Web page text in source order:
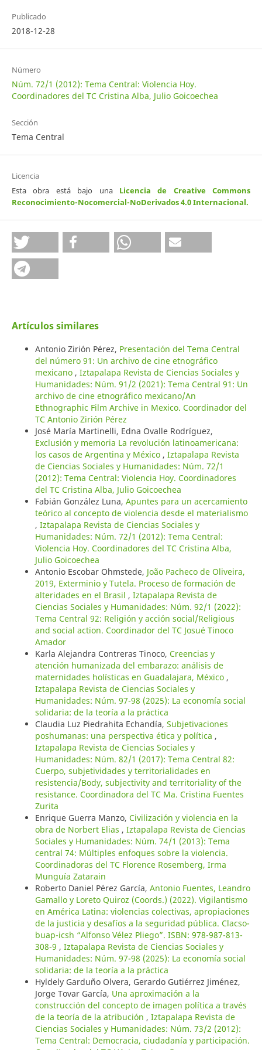
Publicado
2018-12-28
Número
Núm. 72/1 (2012): Tema Central: Violencia Hoy.
Coordinadores del TC Cristina Alba, Julio Goicoechea
Sección
Tema Central
Licencia
Esta obra está bajo una Licencia de Creative Commons
Reconocimiento-Nocomercial-NoDerivados 4.0 Internacional.
Artículos similares
Antonio Zirión Pérez, Presentación del Tema Central
del número 91: Un archivo de cine etnográfico
mexicano , Iztapalapa Revista de Ciencias Sociales y
Humanidades: Núm. 91/2 (2021): Tema Central 91: Un
archivo de cine etnográfico mexicano/An
Ethnographic Film Archive in Mexico. Coordinador del
TC Antonio Zirión Pérez
José María Martinelli, Edna Ovalle Rodríguez,
Exclusión y memoria La revolución latinoamericana:
los casos de Argentina y México , Iztapalapa Revista
de Ciencias Sociales y Humanidades: Núm. 72/1
(2012): Tema Central: Violencia Hoy. Coordinadores
del TC Cristina Alba, Julio Goicoechea
Fabián González Luna, Apuntes para un acercamiento
teórico al concepto de violencia desde el materialismo
, Iztapalapa Revista de Ciencias Sociales y
Humanidades: Núm. 72/1 (2012): Tema Central:
Violencia Hoy. Coordinadores del TC Cristina Alba,
Julio Goicoechea
Antonio Escobar Ohmstede, João Pacheco de Oliveira,
2019, Exterminio y Tutela. Proceso de formación de
alteridades en el Brasil , Iztapalapa Revista de
Ciencias Sociales y Humanidades: Núm. 92/1 (2022):
Tema Central 92: Religión y acción social/Religious
and social action. Coordinador del TC Josué Tinoco
Amador
Karla Alejandra Contreras Tinoco, Creencias y
atención humanizada del embarazo: análisis de
maternidades holísticas en Guadalajara, México ,
Iztapalapa Revista de Ciencias Sociales y
Humanidades: Núm. 97-98 (2025): La economía social
solidaria: de la teoría a la práctica
Claudia Luz Piedrahita Echandía, Subjetivaciones
poshumanas: una perspectiva ética y política ,
Iztapalapa Revista de Ciencias Sociales y
Humanidades: Núm. 82/1 (2017): Tema Central 82:
Cuerpo, subjetividades y territorialidades en
resistencia/Body, subjectivity and territoriality of the
resistance. Coordinadora del TC Ma. Cristina Fuentes
Zurita
Enrique Guerra Manzo, Civilización y violencia en la
obra de Norbert Elias , Iztapalapa Revista de Ciencias
Sociales y Humanidades: Núm. 74/1 (2013): Tema
central 74: Múltiples enfoques sobre la violencia.
Coordinadoras del TC Florence Rosemberg, Irma
Munguía Zatarain
Roberto Daniel Pérez García, Antonio Fuentes, Leandro
Gamallo y Loreto Quiroz (Coords.) (2022). Vigilantismo
en América Latina: violencias colectivas, apropiaciones
de la justicia y desafíos a la seguridad pública. Clacso-
buap-icsh “Alfonso Vélez Pliego”. ISBN: 978-987-813-
308-9 , Iztapalapa Revista de Ciencias Sociales y
Humanidades: Núm. 97-98 (2025): La economía social
solidaria: de la teoría a la práctica
Hyldely Garduño Olvera, Gerardo Gutiérrez Jiménez,
Jorge Tovar García, Una aproximación a la
construcción del concepto de imagen política a través
de la teoría de la atribución , Iztapalapa Revista de
Ciencias Sociales y Humanidades: Núm. 73/2 (2012):
Tema Central: Democracia, ciudadanía y participación.